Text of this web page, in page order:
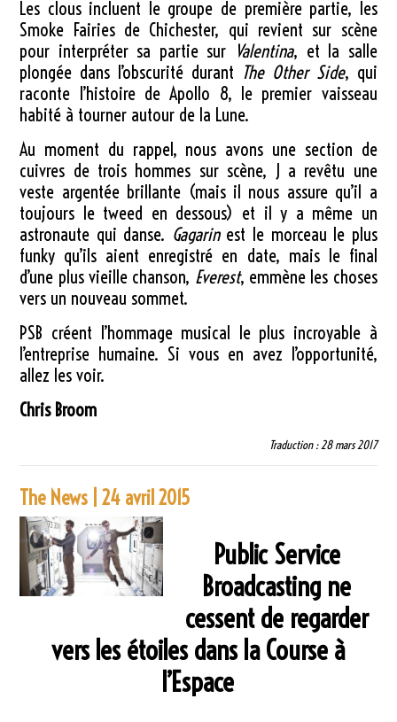
Les clous incluent le groupe de première partie, les
Smoke Fairies de Chichester, qui revient sur scène
pour interpréter sa partie sur Valentina, et la salle
plongée dans l’obscurité durant The Other Side, qui
raconte l’histoire de Apollo 8, le premier vaisseau
habité à tourner autour de la Lune.
Au moment du rappel, nous avons une section de
cuivres de trois hommes sur scène, J a revêtu une
veste argentée brillante (mais il nous assure qu’il a
toujours le tweed en dessous) et il y a même un
astronaute qui danse. Gagarinest le morceau le plus
funky qu’ils aient enregistré en date, mais le final
d’une plus vieille chanson, Everest, emmène les choses
vers un nouveau sommet.
PSB créent l’hommage musical le plus incroyable à
l’entreprise humaine. Si vous en avez l’opportunité,
allez les voir.
Chris Broom
Traduction : 28 mars 2017
The News | 24 avril 2015
Public Service
Broadcasting ne
cessent de regarder
vers les étoiles dans la Course à
l’Espace